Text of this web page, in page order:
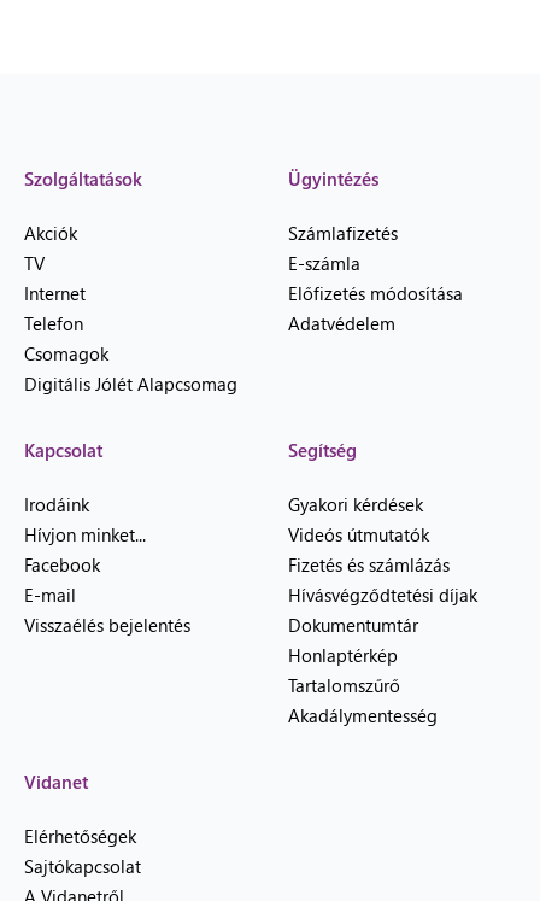
Szolgáltatások
Akciók
TV
Internet
Telefon
Csomagok
Digitális Jólét Alapcsomag
Ügyintézés
Számlafizetés
E-számla
Előfizetés módosítása
Adatvédelem
Kapcsolat
Irodáink
Hívjon minket...
Facebook
E-mail
Visszaélés bejelentés
Segítség
Gyakori kérdések
Videós útmutatók
Fizetés és számlázás
Hívásvégződtetési díjak
Dokumentumtár
Honlaptérkép
Tartalomszűrő
Akadálymentesség
Vidanet
Elérhetőségek
Sajtókapcsolat
A Vidanetről